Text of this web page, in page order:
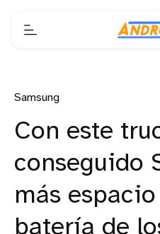
Samsung
Con este
conseguido
más
batería de